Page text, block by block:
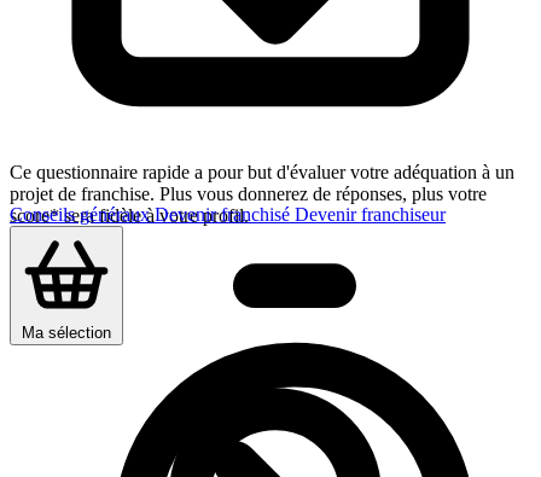
Conseils générauxDevenir franchisé Devenir franchiseur
Ma sélection
Ce questionnaire rapide a pour but d'évaluer votre adéquation à un
projet de franchise. Plus vous donnerez de réponses, plus votre
score* sera fidèle à votre profil.